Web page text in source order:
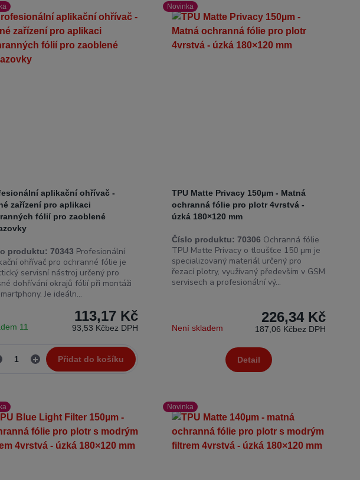
aplikační ohřívač -
zařízení pro aplikaci
fólií pro zaoblené
produktu: 70343 Profesionální
ohřívač pro ochranné fólie je
servisní nástroj určený pro
dohřívání okrajů fólií při montáži
Je ideáln...
113,17 Kč
93,53 Kčbez DPH
11
Přidat do košíku
Novinka
TPU Matte Privacy 150µm - Matná
ochranná fólie pro plotr 4vrstvá -
úzká 180×120 mm
Číslo produktu: 70306 Ochranná fólie
TPU Matte Privacy o tloušťce 150 µm je
specializovaný materiál určený pro
řezací plotry, využívaný především v GSM
servisech a profesionální vý...
226,34 Kč
187,06 Kčbez DPH
Není skladem
Detail
Novinka